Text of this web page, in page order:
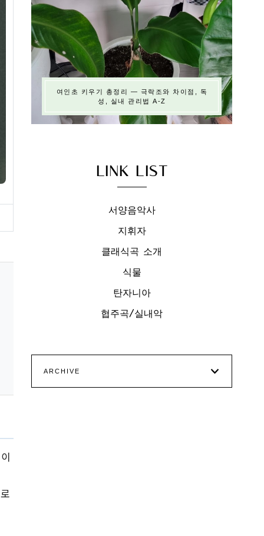
여인초 키우기 총정리 — 극락조와 차이점, 독
성, 실내 관리법 A-Z
LINK LIST
서양음악사
지휘자
클래식곡 소개
식물
탄자니아
협주곡/실내악
ARCHIVE